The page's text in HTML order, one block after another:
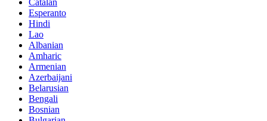
Catalan
Esperanto
Hindi
Lao
Albanian
Amharic
Armenian
Azerbaijani
Belarusian
Bengali
Bosnian